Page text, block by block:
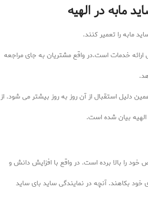
مابه در الهیه
مابه را تعمیر کنند.
خدمات است.در واقع مشتریان به جای مراجعه
دلیل استقبال از آن روز به روز بیشتر می شود. از
الهیه بیان شده است.
را بالا برده است. در واقع با افزایش دانش و
بکاهند. آنچه در نمایندگی ساید بای ساید